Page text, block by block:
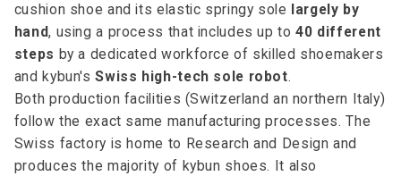
cushion shoe and its elastic springy sole
largely by
hand, using a process that includes up to40 different
steps by a dedicated workforce of skilled shoemakers
and kybun'sSwiss high-tech sole robot.
Both production facilities (Switzerland an northern Italy)
follow the exact same manufacturing processes. The
Swiss factory is home to Research and Design and
produces the majority of kybun shoes. It also